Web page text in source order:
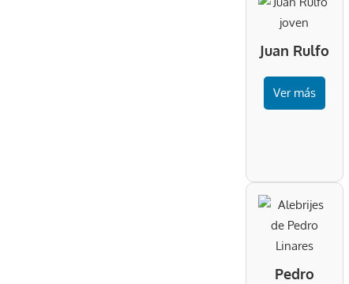
Juan Rulfo
Ver más
Pedro